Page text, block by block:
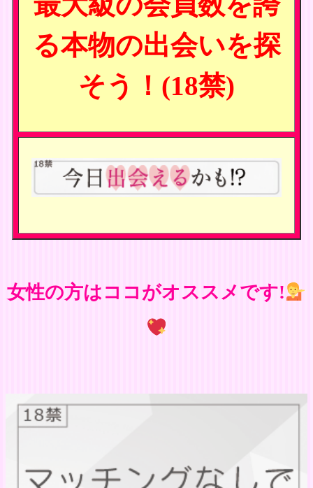
る本物の出会いを探
そう！(18禁)
女性の方はココがオススメです!